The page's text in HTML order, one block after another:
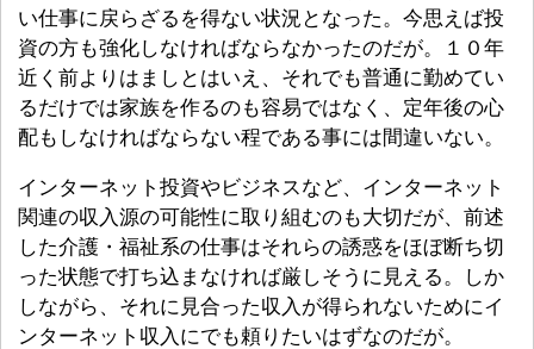
い仕事に戻らざるを得ない状況となった。今思えば投
資の方も強化しなければならなかったのだが。１０年
近く前よりはましとはいえ、それでも普通に勤めてい
るだけでは家族を作るのも容易ではなく、定年後の心
配もしなければならない程である事には間違いない。
インターネット投資やビジネスなど、インターネット
関連の収入源の可能性に取り組むのも大切だが、前述
した介護・福祉系の仕事はそれらの誘惑をほぼ断ち切
った状態で打ち込まなければ厳しそうに見える。しか
しながら、それに見合った収入が得られないためにイ
ンターネット収入にでも頼りたいはずなのだが。